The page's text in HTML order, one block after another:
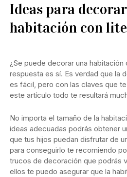
Ideas para
habitación con
¿Se puede decorar una habitación
respuesta es sí. Es verdad que la
es fácil, pero con las claves que
este artículo todo te resultará
No importa el tamaño de la
ideas adecuadas podrás obtener
que tus hijos puedan disfrutar de
para conseguirlo te recomiendo
trucos de decoración que podrás
ellos te puedo asegurar que la